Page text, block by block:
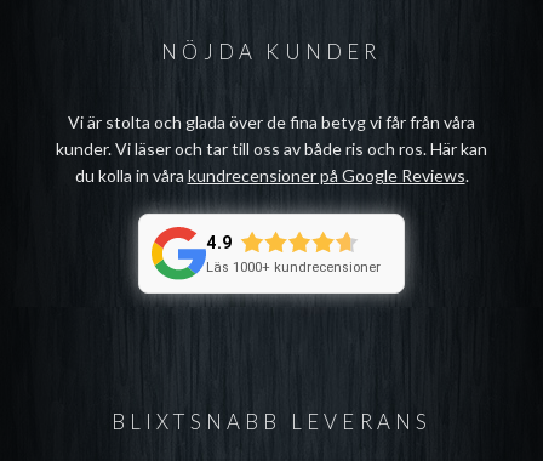
BLIXTSNABB LEVERANS
NÖJDA KUNDER
Vi är stolta och glada över de fina betyg vi får från våra
kunder. Vi läser och tar till oss av både ris och ros. Här kan
du kolla in våra kundrecensioner på Google Reviews.
4.9
Läs 1000+ kundrecensioner